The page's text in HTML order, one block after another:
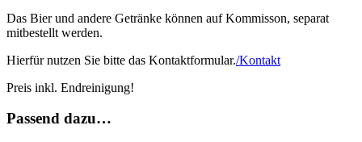
Das Bier und andere Getränke können auf Kommisson, separat
mitbestellt werden.
Hierfür nutzen Sie bitte das Kontaktformular./Kontakt
Preis inkl. Endreinigung!
Passend dazu…